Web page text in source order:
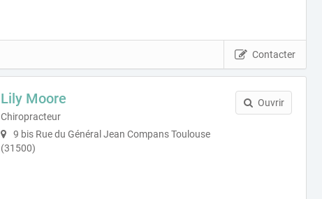
Contacter
Lily Moore
Chiropracteur
9 bis Rue du Général Jean Compans Toulouse
(31500)
Ouvrir